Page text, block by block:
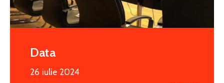
Data
26 iulie 2024